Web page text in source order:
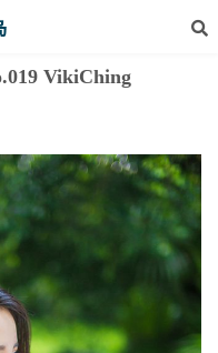
VikiChing